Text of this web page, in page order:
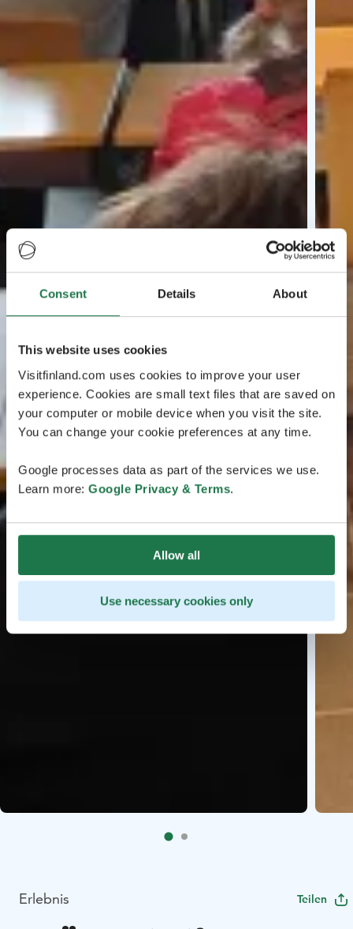
Consent Details About
This website uses cookies
Visitfinland.com uses cookies to improve your user
experience. Cookies are small text files that are saved on
your computer or mobile device when you visit the site.
You can change your cookie preferences at any time.
Google processes data as part of the services we use.
Learn more: Google Privacy & Terms.
Allow all
Use necessary cookies only
Erlebnis Teilen